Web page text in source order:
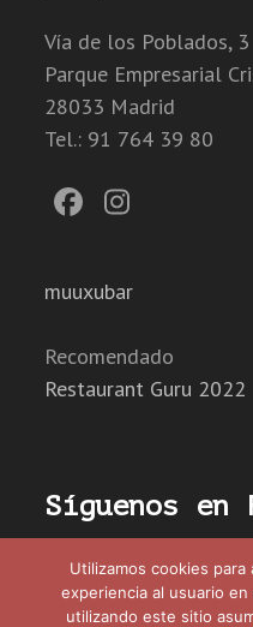
Vía de los Poblados, 3
Parque Empresarial
28033 Madrid
Tel.: 91 764 39 80
FacebookInstagram
muuxubar
Recomendado
Restaurant Guru 2022
Síguenos en
Utilizamos cookies
experiencia al usuario
utilizando este sitio